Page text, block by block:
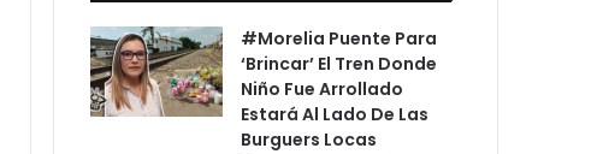
#Morelia Puente Para
‘Brincar’ El Tren Donde
Niño Fue Arrollado
Estará Al Lado De Las
Burguers Locas